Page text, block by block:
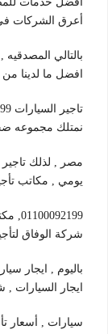
أعرق الشركات
بالتالي المصدقيه ,
افضل ما لدينا
نمتلك مجموعه
مصر , لذلك
يومي , مكاتب
شركة الوفاق
باليوم , ايجار
ايجار السيارات
سيارات , أسعار